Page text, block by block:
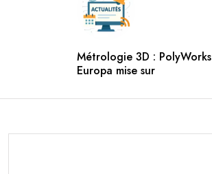
Métrologie 3D : PolyWorks
Europa mise sur